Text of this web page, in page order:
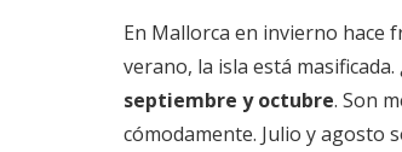
En Mallorca en invierno hace
verano, la isla está
septiembre y octubre. Son
cómodamente. Julio y agosto